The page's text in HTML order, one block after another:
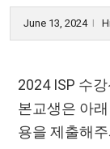
June 13, 2024
2024 ISP 수
본교생은 아
용을 제출해